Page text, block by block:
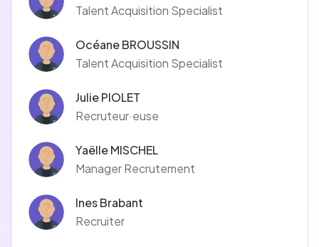
Talent Acquisition Specialist
Océane BROUSSIN
Talent Acquisition Specialist
Julie PIOLET
Recruteur·euse
Yaëlle MISCHEL
Manager Recrutement
Ines Brabant
Recruiter